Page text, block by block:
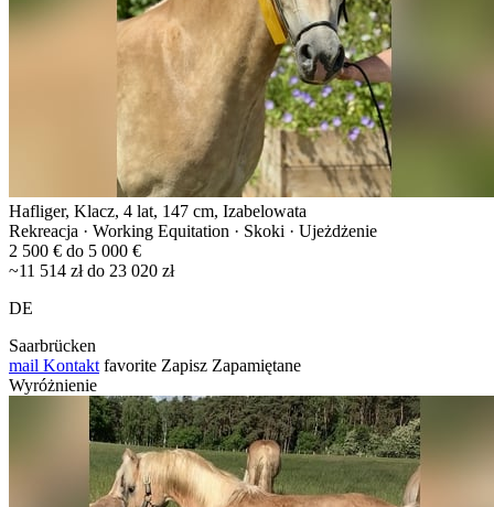
Hafliger, Klacz, 4 lat, 147 cm, Izabelowata
Rekreacja · Working Equitation · Skoki · Ujeżdżenie
2 500 € do 5 000 €
~11 514 zł do 23 020 zł
DE
Saarbrücken
mail Kontakt favorite Zapisz Zapamiętane
Wyróżnienie